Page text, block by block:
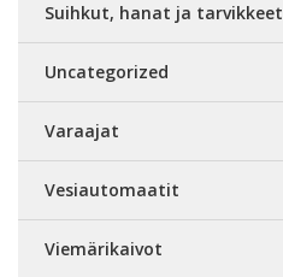
Suihkut, hanat ja tarvikkeet
Uncategorized
Varaajat
Vesiautomaatit
Viemärikaivot